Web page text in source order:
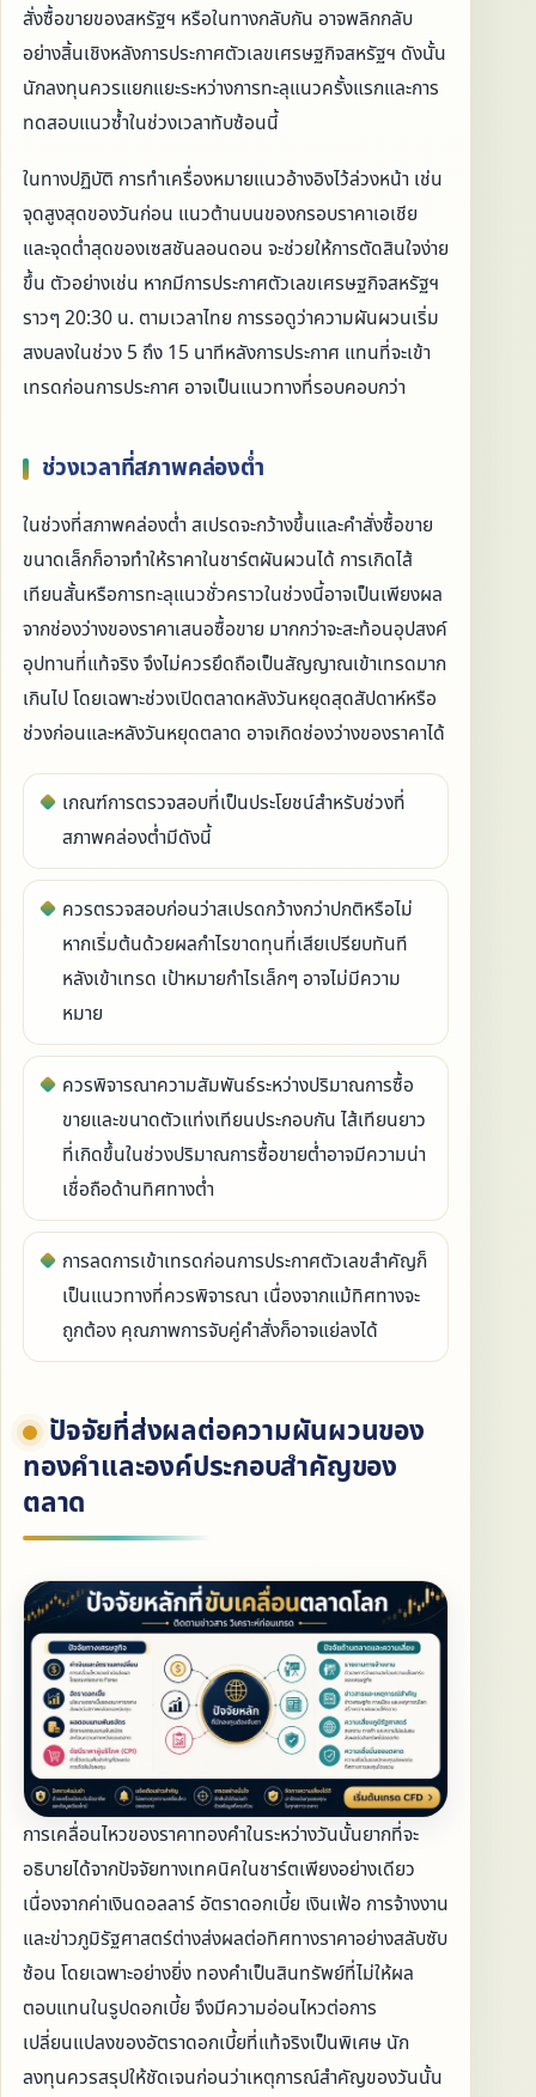
สั่งซื้อขายของสหรัฐฯ หรือในทางกลับกัน อาจพลิกกลับ
อย่างสิ้นเชิงหลังการประกาศตัวเลขเศรษฐกิจสหรัฐฯ ดังนั้น
นักลงทุนควรแยกแยะระหว่างการทะลุแนวครั้งแรกและการ
ทดสอบแนวซ้ำในช่วงเวลาทับซ้อนนี้
ในทางปฏิบัติ การทำเครื่องหมายแนวอ้างอิงไว้ล่วงหน้า เช่น
จุดสูงสุดของวันก่อน แนวต้านบนของกรอบราคาเอเชีย
และจุดต่ำสุดของเซสชันลอนดอน จะช่วยให้การตัดสินใจง่าย
ขึ้น ตัวอย่างเช่น หากมีการประกาศตัวเลขเศรษฐกิจสหรัฐฯ
ราวๆ 20:30 น. ตามเวลาไทย การรอดูว่าความผันผวนเริ่ม
สงบลงในช่วง 5 ถึง 15 นาทีหลังการประกาศ แทนที่จะเข้า
เทรดก่อนการประกาศ อาจเป็นแนวทางที่รอบคอบกว่า
ช่วงเวลาที่สภาพคล่องต่ำ
ในช่วงที่สภาพคล่องต่ำ สเปรดจะกว้างขึ้นและคำสั่งซื้อขาย
ขนาดเล็กก็อาจทำให้ราคาในชาร์ตผันผวนได้ การเกิดไส้
เทียนสั้นหรือการทะลุแนวชั่วคราวในช่วงนี้อาจเป็นเพียงผล
จากช่องว่างของราคาเสนอซื้อขาย มากกว่าจะสะท้อนอุปสงค์
อุปทานที่แท้จริง จึงไม่ควรยึดถือเป็นสัญญาณเข้าเทรดมาก
เกินไป โดยเฉพาะช่วงเปิดตลาดหลังวันหยุดสุดสัปดาห์หรือ
ช่วงก่อนและหลังวันหยุดตลาด อาจเกิดช่องว่างของราคาได้
เกณฑ์การตรวจสอบที่เป็นประโยชน์สำหรับช่วงที่
สภาพคล่องต่ำมีดังนี้
ควรตรวจสอบก่อนว่าสเปรดกว้างกว่าปกติหรือไม่
หากเริ่มต้นด้วยผลกำไรขาดทุนที่เสียเปรียบทันที
หลังเข้าเทรด เป้าหมายกำไรเล็กๆ อาจไม่มีความ
หมาย
ควรพิจารณาความสัมพันธ์ระหว่างปริมาณการซื้อ
ขายและขนาดตัวแท่งเทียนประกอบกัน ไส้เทียนยาว
ที่เกิดขึ้นในช่วงปริมาณการซื้อขายต่ำอาจมีความน่า
เชื่อถือด้านทิศทางต่ำ
การลดการเข้าเทรดก่อนการประกาศตัวเลขสำคัญก็
เป็นแนวทางที่ควรพิจารณา เนื่องจากแม้ทิศทางจะ
ถูกต้อง คุณภาพการจับคู่คำสั่งก็อาจแย่ลงได้
ปัจจัยที่ส่งผลต่อความผันผวนของ
ทองคำและองค์ประกอบสำคัญของ
ตลาด
การเคลื่อนไหวของราคาทองคำในระหว่างวันนั้นยากที่จะ
อธิบายได้จากปัจจัยทางเทคนิคในชาร์ตเพียงอย่างเดียว
เนื่องจากค่าเงินดอลลาร์ อัตราดอกเบี้ย เงินเฟ้อ การจ้างงาน
และข่าวภูมิรัฐศาสตร์ต่างส่งผลต่อทิศทางราคาอย่างสลับซับ
ซ้อน โดยเฉพาะอย่างยิ่ง ทองคำเป็นสินทรัพย์ที่ไม่ให้ผล
ตอบแทนในรูปดอกเบี้ย จึงมีความอ่อนไหวต่อการ
เปลี่ยนแปลงของอัตราดอกเบี้ยที่แท้จริงเป็นพิเศษ นัก
ลงทุนควรสรุปให้ชัดเจนก่อนว่าเหตุการณ์สำคัญของวันนั้น